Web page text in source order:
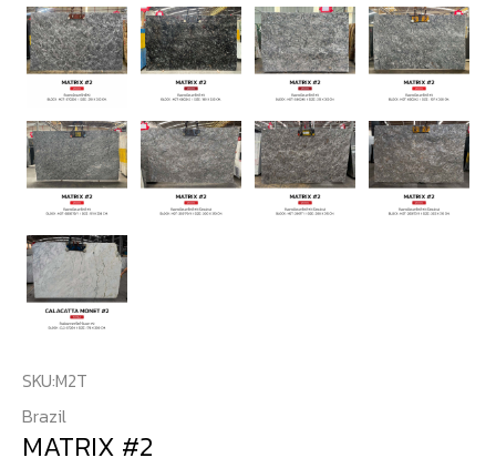
SKU:M2T
Brazil
MATRIX #2